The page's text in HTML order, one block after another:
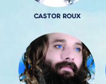
CASTOR ROUX